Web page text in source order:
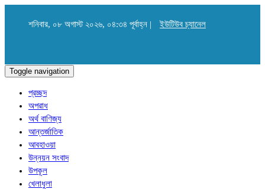
শনিবার, ০৮ অগাস্ট ২০২৬, ০৪:৩৪ পূর্বাহ্ন | ইউটিউব চ্যানেল
Toggle navigation
প্রচ্ছদ
অপরাধ
অর্থ বাণিজ্য
আন্তর্জাতিক
আবহাওয়া
উন্নয়ন সংবাদ
উপকূল
খেলাধুলা